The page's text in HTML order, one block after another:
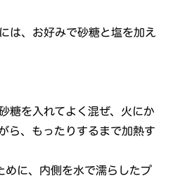
は、お好みで砂糖と塩を加え
糖を入れてよく混ぜ、火にか
ら、もったりするまで加熱す
めに、内側を水で濡らしたプ